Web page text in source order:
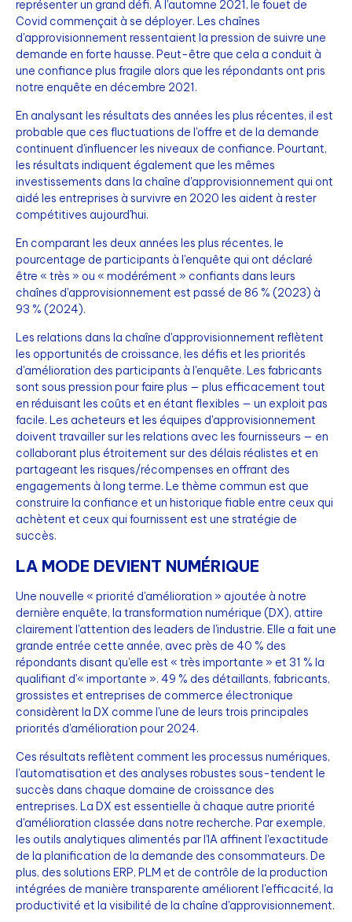
représenter un grand défi. À l'automne 2021, le fouet de
Covid commençait à se déployer. Les chaînes
d'approvisionnement ressentaient la pression de suivre une
demande en forte hausse. Peut-être que cela a conduit à
une confiance plus fragile alors que les répondants ont pris
notre enquête en décembre 2021.
En analysant les résultats des années les plus récentes, il est
probable que ces fluctuations de l'offre et de la demande
continuent d'influencer les niveaux de confiance. Pourtant,
les résultats indiquent également que les mêmes
investissements dans la chaîne d'approvisionnement qui ont
aidé les entreprises à survivre en 2020 les aident à rester
compétitives aujourd'hui.
En comparant les deux années les plus récentes, le
pourcentage de participants à l'enquête qui ont déclaré
être « très » ou « modérément » confiants dans leurs
chaînes d'approvisionnement est passé de 86 % (2023) à
93 % (2024).
Les relations dans la chaîne d'approvisionnement reflètent
les opportunités de croissance, les défis et les priorités
d'amélioration des participants à l'enquête. Les fabricants
sont sous pression pour faire plus — plus efficacement tout
en réduisant les coûts et en étant flexibles — un exploit pas
facile. Les acheteurs et les équipes d'approvisionnement
doivent travailler sur les relations avec les fournisseurs — en
collaborant plus étroitement sur des délais réalistes et en
partageant les risques/récompenses en offrant des
engagements à long terme. Le thème commun est que
construire la confiance et un historique fiable entre ceux qui
achètent et ceux qui fournissent est une stratégie de
succès.
LA MODE DEVIENT NUMÉRIQUE
Une nouvelle « priorité d'amélioration » ajoutée à notre
dernière enquête, la transformation numérique (DX), attire
clairement l'attention des leaders de l'industrie. Elle a fait une
grande entrée cette année, avec près de 40 % des
répondants disant qu'elle est « très importante » et 31 % la
qualifiant d'« importante ». 49 % des détaillants, fabricants,
grossistes et entreprises de commerce électronique
considèrent la DX comme l'une de leurs trois principales
priorités d'amélioration pour 2024.
Ces résultats reflètent comment les processus numériques,
l'automatisation et des analyses robustes sous-tendent le
succès dans chaque domaine de croissance des
entreprises. La DX est essentielle à chaque autre priorité
d'amélioration classée dans notre recherche. Par exemple,
les outils analytiques alimentés par l'IA affinent l'exactitude
de la planification de la demande des consommateurs. De
plus, des solutions ERP, PLM et de contrôle de la production
intégrées de manière transparente améliorent l'efficacité, la
productivité et la visibilité de la chaîne d'approvisionnement.